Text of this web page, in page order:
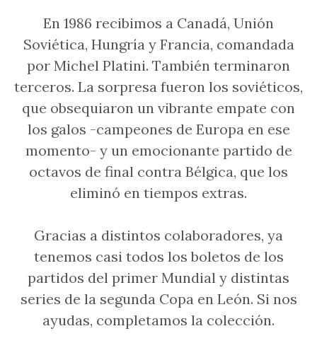
En 1986 recibimos a Canadá, Unión
Soviética, Hungría y Francia, comandada
por Michel Platini. También terminaron
terceros. La sorpresa fueron los soviéticos,
que obsequiaron un vibrante empate con
los galos -campeones de Europa en ese
momento- y un emocionante partido de
octavos de final contra Bélgica, que los
eliminó en tiempos extras.
Gracias a distintos colaboradores, ya
tenemos casi todos los boletos de los
partidos del primer Mundial y distintas
series de la segunda Copa en León. Si nos
ayudas, completamos la colección.